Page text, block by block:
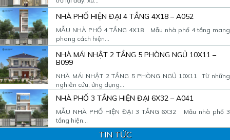
NHÀ PHỐ HIỆN ĐẠI 4 TẦNG 4X18 – A052
MẪU NHÀ PHỐ 4 TẦNG 4X18 Mẫu nhà phố 4 tầng mang
phong cách hiện...
NHÀ MÁI NHẬT 2 TẦNG 5 PHÒNG NGỦ 10X11 –
B099
NHÀ MÁI NHẬT 2 TẦNG 5 PHÒNG NGỦ 10X11 Từ những
nghiên cứu, ứng dụng...
NHÀ PHỐ 3 TẦNG HIỆN ĐẠI 6X32 – A041
MẪU NHÀ PHỐ HIỆN ĐẠI 3 TẦNG 6X32 Mẫu nhà phố 3
tầng hiện...
TIN TỨC